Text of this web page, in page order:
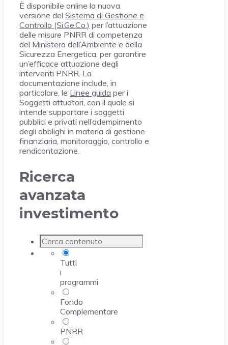
È disponibile online la nuova
versione del Sistema di Gestione e
Controllo (Si.Ge.Co.) per l’attuazione
delle misure PNRR di competenza
del Ministero dell’Ambiente e della
Sicurezza Energetica, per garantire
un’efficace attuazione degli
interventi PNRR. La
documentazione include, in
particolare, le Linee guida per i
Soggetti attuatori, con il quale si
intende supportare i soggetti
pubblici e privati nell’adempimento
degli obblighi in materia di gestione
finanziaria, monitoraggio, controllo e
rendicontazione.
Ricerca
avanzata
investimento
Tutti
i
programmi
Fondo
Complementare
PNRR